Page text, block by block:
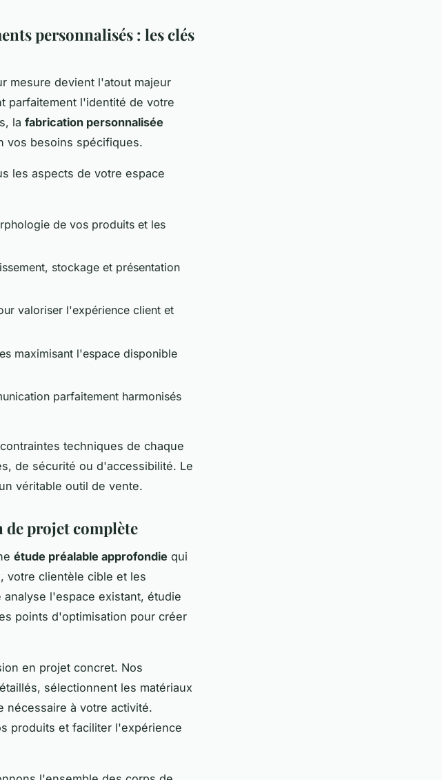
personnalisés : les clés
mesure devient l'atout majeur
parfaitement l'identité de votre
la fabrication personnalisée
vos besoins spécifiques.
les aspects de votre espace
de vos produits et les
stockage et présentation
valoriser l'expérience client et
maximisant l'espace disponible
parfaitement harmonisés
techniques de chaque
de sécurité ou d'accessibilité. Le
véritable outil de vente.
de projet complète
étude préalable approfondie qui
votre clientèle cible et les
l'espace existant, étudie
points d'optimisation pour créer
en projet concret. Nos
sélectionnent les matériaux
nécessaire à votre activité.
produits et faciliter l'expérience